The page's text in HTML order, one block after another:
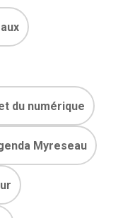
du numérique
Myreseau